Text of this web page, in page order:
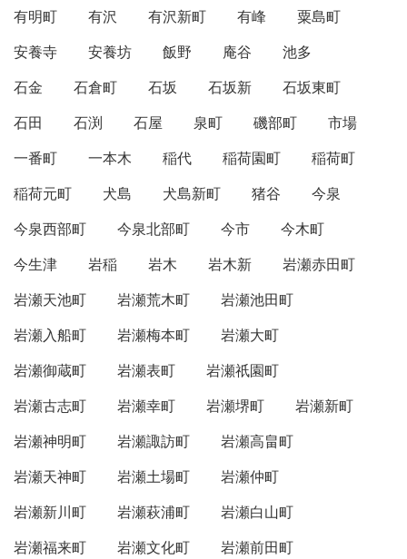
有明町
有沢 有沢新町 有峰
粟島町
安養寺
安養坊 飯野 庵谷
池多
石金
石倉町 石坂 石坂新
石坂東町
石田
石渕 石屋 泉町 磯部町
市場
一番町
一本木 稲代 稲荷園町
稲荷町
稲荷元町
犬島 犬島新町 猪谷
今泉
今泉西部町
今泉北部町 今市
今木町
今生津
岩稲 岩木 岩木新
岩瀬赤田町
岩瀬天池町
岩瀬荒木町
岩瀬池田町
岩瀬入船町
岩瀬梅本町
岩瀬大町
岩瀬御蔵町
岩瀬表町
岩瀬祇園町
岩瀬古志町
岩瀬幸町 岩瀬堺町
岩瀬新町
岩瀬神明町
岩瀬諏訪町
岩瀬高畠町
岩瀬天神町
岩瀬土場町
岩瀬仲町
岩瀬新川町
岩瀬萩浦町
岩瀬白山町
岩瀬福来町
岩瀬文化町
岩瀬前田町